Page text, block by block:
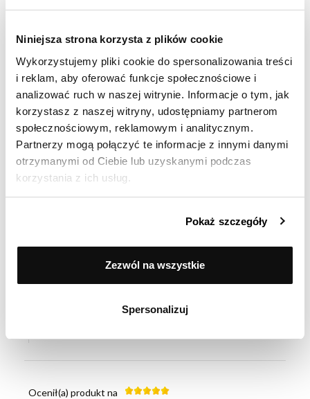
Niniejsza strona korzysta z plików cookie
Wykorzystujemy pliki cookie do spersonalizowania treści
i reklam, aby oferować funkcje społecznościowe i
analizować ruch w naszej witrynie. Informacje o tym, jak
korzystasz z naszej witryny, udostępniamy partnerom
społecznościowym, reklamowym i analitycznym.
Partnerzy mogą połączyć te informacje z innymi danymi
otrzymanymi od Ciebie lub uzyskanymi podczas
korzystania z ich usług.
Pokaż szczegóły
Zezwól na wszystkie
Spersonalizuj
Ocenił(a) produkt na
Patelnia nie nadaje się na indukcję! Bardzo długo się
nagrzewa, nawet przy maksymalnej mocy na
kuchence nie oddawała ciepła, do tego wszystko
na niej przywierało!
Ocenił(a) produkt na
Opinia zamieszczona 20.01.2025
Ocenił(a) produkt na
Opinia zamieszczona 13.01.2025
Ocenił(a) produkt na